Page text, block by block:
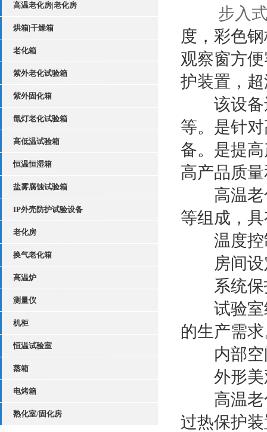
高温老化房|老化房
烘箱|干燥箱
老化箱
紫外老化试验箱
紫外固化箱
氙灯老化试验箱
高低温试验箱
恒温恒湿箱
盐雾腐蚀试验箱
IP外壳防护试验设备
老化房
换气老化箱
高温炉
测量仪
机柜
恒温试验室
蒸箱
电烤箱
熟化室/固化房
步入
度，彩色
观察窗方
护装置，
该设备还
等。是针
备。是提
高产品质
高温老化
等组成，
温度控
房间设
系统保护
试验室结
的生产需
内部空间
外形美
高温老化
过热保护